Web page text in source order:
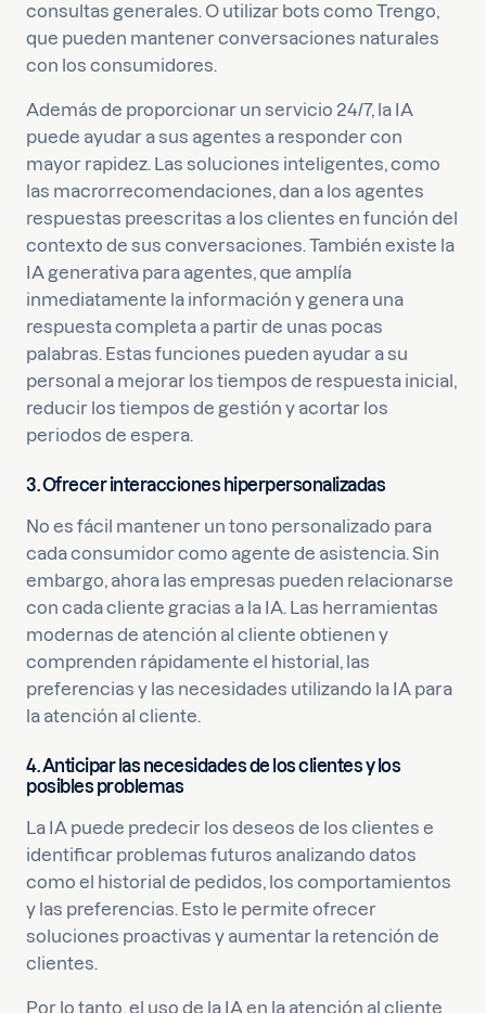
consultas generales. O utilizar bots como Trengo,
que pueden mantener conversaciones naturales
con los consumidores.
Además de proporcionar un servicio 24/7, la IA
puede ayudar a sus agentes a responder con
mayor rapidez. Las soluciones inteligentes, como
las macrorrecomendaciones, dan a los agentes
respuestas preescritas a los clientes en función del
contexto de sus conversaciones. También existe la
IA generativa para agentes, que amplía
inmediatamente la información y genera una
respuesta completa a partir de unas pocas
palabras. Estas funciones pueden ayudar a su
personal a mejorar los tiempos de respuesta inicial,
reducir los tiempos de gestión y acortar los
periodos de espera.
3. Ofrecer interacciones hiperpersonalizadas
No es fácil mantener un tono personalizado para
cada consumidor como agente de asistencia. Sin
embargo, ahora las empresas pueden relacionarse
con cada cliente gracias a la IA. Las herramientas
modernas de atención al cliente obtienen y
comprenden rápidamente el historial, las
preferencias y las necesidades utilizando la IA para
la atención al cliente.
4. Anticipar las necesidades de los clientes y los
posibles problemas
La IA puede predecir los deseos de los clientes e
identificar problemas futuros analizando datos
como el historial de pedidos, los comportamientos
y las preferencias. Esto le permite ofrecer
soluciones proactivas y aumentar la retención de
clientes.
Por lo tanto, el uso de la IA en la atención al cliente